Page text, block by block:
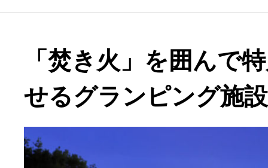
「焚き火」を囲んで
せるグランピング施設